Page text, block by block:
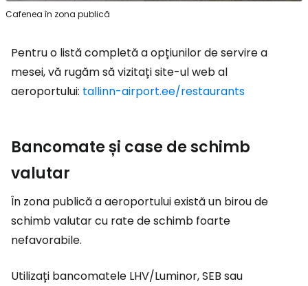
Cafenea în zona publică
Pentru o listă completă a opțiunilor de servire a
mesei, vă rugăm să vizitați site-ul web al
aeroportului: tallinn-airport.ee/restaurants
Bancomate și case de schimb
valutar
În zona publică a aeroportului există un birou de
schimb valutar cu rate de schimb foarte
nefavorabile.
Utilizați bancomatele LHV/Luminor, SEB sau